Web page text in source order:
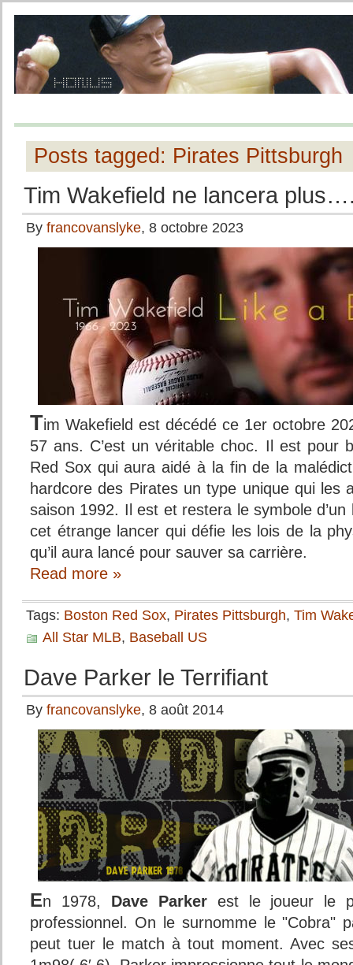
Posts tagged: Pirates Pittsburgh
Tim Wakefield ne lancera
By francovanslyke, 8 octobre 2023
Tim Wakefield est décédé ce 1er octobre
57 ans. C’est un véritable choc. Il est pour
Red Sox qui aura aidé à la fin de la
hardcore des Pirates un type unique qui les
saison 1992. Il est et restera le symbole
cet étrange lancer qui défie les lois de la
qu’il aura lancé pour sauver sa carrière.
Read more »
Tags: Boston Red Sox, Pirates Pittsburgh, Tim
All Star MLB, Baseball US
Dave Parker le Terrifiant
By francovanslyke, 8 août 2014
En 1978, Dave Parkerest le joueur le
professionnel. On le surnomme le "Cobra"
peut tuer le match à tout moment. Avec